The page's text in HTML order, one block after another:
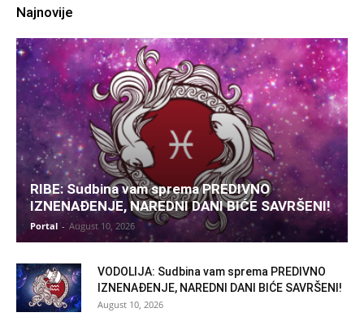
Najnovije
RIBE: Sudbina vam sprema PREDIVNO
IZNENAĐENJE, NAREDNI DANI BIĆE SAVRŠENI!
Portal - August 10, 2026
VODOLIJA: Sudbina vam sprema PREDIVNO
IZNENAĐENJE, NAREDNI DANI BIĆE SAVRŠENI!
August 10, 2026